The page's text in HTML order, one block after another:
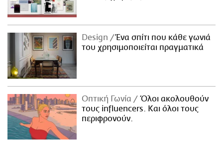
Design
Ένα σπίτι που κάθε γωνιά
του χρησιμοποιείται πραγματικά
Οπτική Γωνία
Όλοι ακολουθούν
τους influencers. Και όλοι τους
περιφρονούν.